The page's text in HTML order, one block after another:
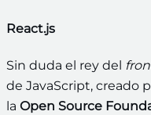
React.js
Sin duda el rey del
de JavaScript, creado
la Open Source